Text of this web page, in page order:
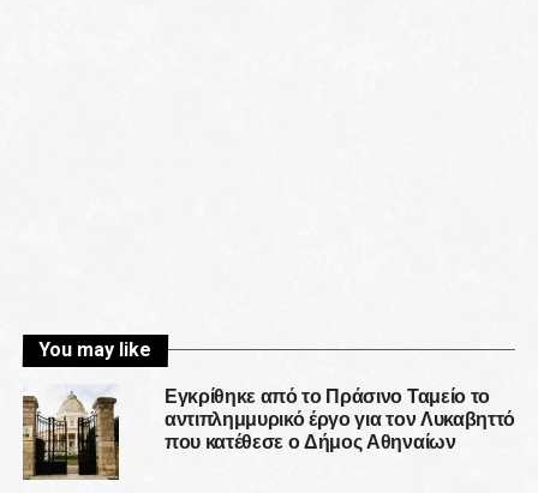
You may like
Εγκρίθηκε από το Πράσινο Ταμείο το
αντιπλημμυρικό έργο για τον Λυκαβηττό
που κατέθεσε ο Δήμος Αθηναίων